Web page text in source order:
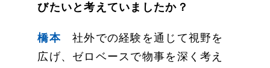
びたいと考えていましたか？
橋本社外での経験を通じて視野を
広げ、ゼロベースで物事を深く考え